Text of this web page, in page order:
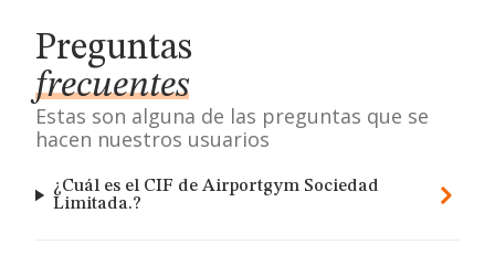
Preguntas
frecuentes
Estas son alguna de las preguntas que se
hacen nuestros usuarios
¿Cuál es el CIF de Airportgym Sociedad
Limitada.?